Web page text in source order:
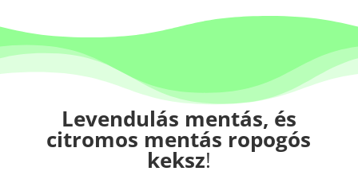
Levendulás mentás, és
citromos mentás ropogós
keksz!